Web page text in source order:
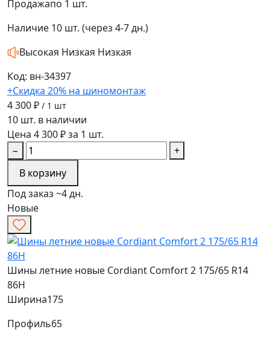
Продажапо 1 шт.
Наличие 10 шт. (через 4-7 дн.)
Высокая Низкая Низкая
Код: вн-34397
+Скидка 20% на шиномонтаж
4 300 ₽ / 1 шт
10 шт. в наличии
Цена 4 300 ₽ за 1 шт.
−
+
В корзину
Под заказ ~4 дн.
Новые
Шины летние новые Cordiant Comfort 2 175/65 R14
86H
Ширина175
Профиль65